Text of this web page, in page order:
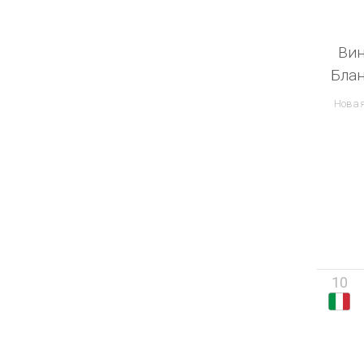
10